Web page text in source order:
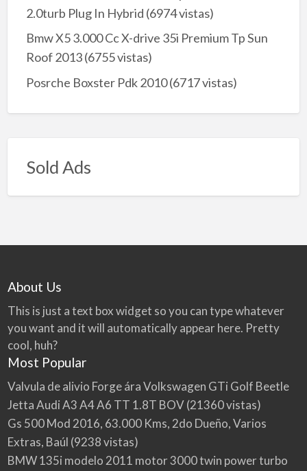
2.0turb Plug In Hybrid (6974 vistas)
Bmw X5 3.000 Cc X-drive 35i Premium Tp Sun
Roof 2013(6755 vistas)
Posrche Boxster Pdk 2010(6717 vistas)
Sold Ads
About Us
This is just a text box widget so you can type whatever
you want and it will automatically appear here. Pretty
cool, huh?
Most Popular
Valvula de alivio Forge ára Volkswagen GTi Golf Beetle
Jetta Audi A3 A4 A6 TT 1.8T BOV(21360 vistas)
Gs 500 Mod 2016, 63.000 Kms, 2do Dueño, Varios
Extras, Baúl (9238 vistas)
BMW 135i modelo 2011 motor 3000 twin power turbo